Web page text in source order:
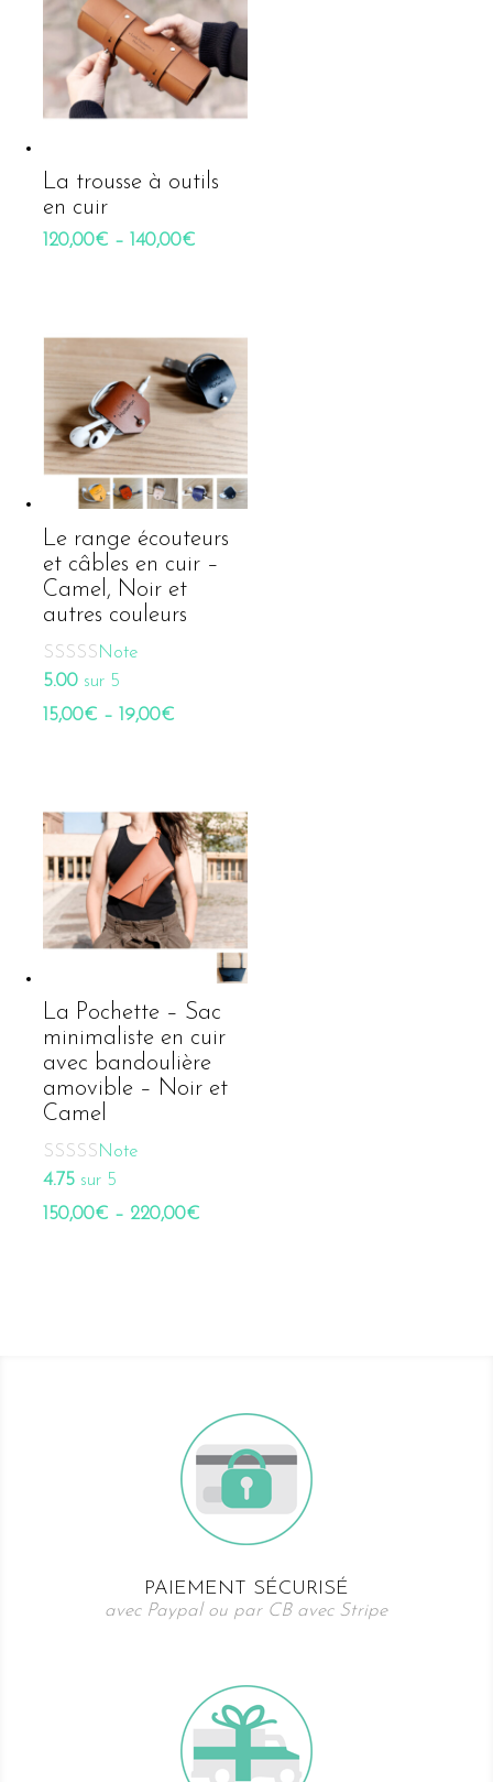
La trousse à outils
en cuir
120,00€ – 140,00€
Le range écouteurs
et câbles en cuir –
Camel, Noir et
autres couleurs
Note
5.00 sur 5
15,00€ – 19,00€
La Pochette – Sac
minimaliste en cuir
avec bandoulière
amovible – Noir et
Camel
Note
4.75 sur 5
150,00€ – 220,00€
PAIEMENT SÉCURISÉ
avec Paypal ou par CB avec Stripe